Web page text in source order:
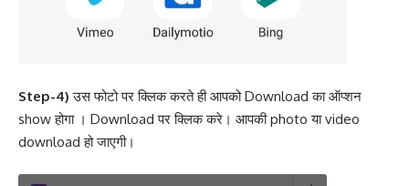
Step-4) उस फोटो पर क्लिक करते ही आपको Download का ऑप्शन
show होगा । Download पर क्लिक करे। आपकी photo या video
download हो जाएगी।